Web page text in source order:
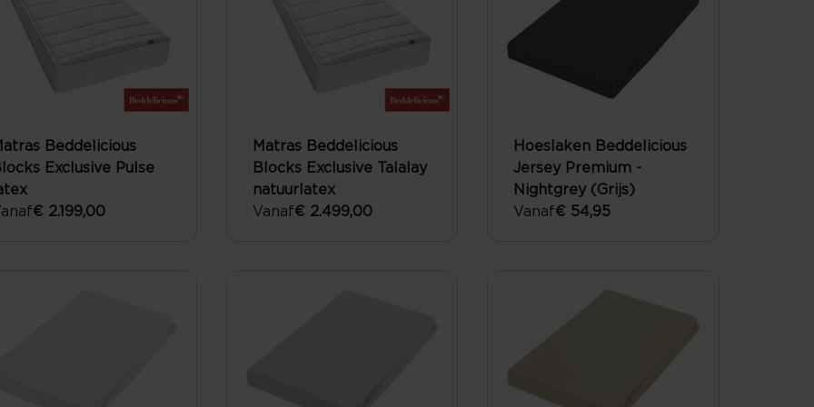
Beddelicious
Exclusive Pulse
€ 2.199,00
Matras Beddelicious
Blocks Exclusive Talalay
natuurlatex
Vanaf€ 2.499,00
Hoeslaken Beddelicious
Jersey Premium -
Nightgrey (Grijs)
Vanaf€ 54,95